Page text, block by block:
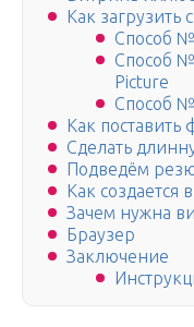
Как загрузить
Способ
Способ
Picture
Способ
Как поставить
Сделать
Подведём
Как создается
Зачем нужна
Браузер
Заключение